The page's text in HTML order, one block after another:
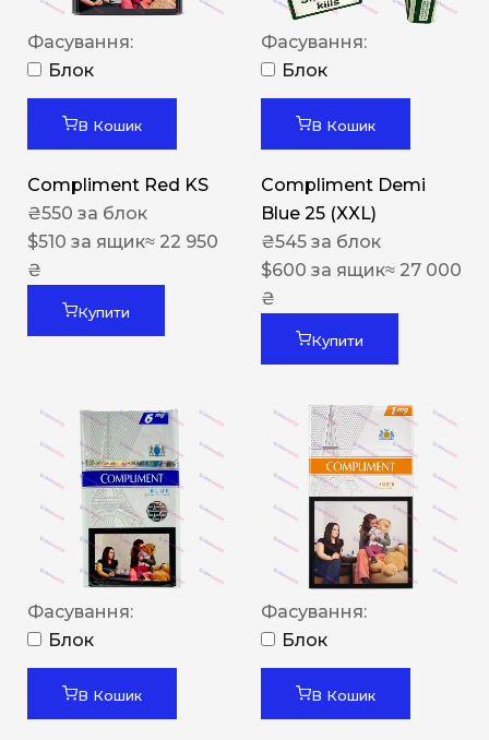
Фасування:
Блок
В Кошик
Compliment Red KS
₴550 за блок
$510 за ящик≈ 22 950
₴
Купити
Фасування:
Блок
В Кошик
Compliment Demi
Blue 25 (XXL)
₴545 за блок
$600 за ящик≈ 27 000
₴
Купити
Фасування:
Блок
В Кошик
Фасування:
Блок
В Кошик